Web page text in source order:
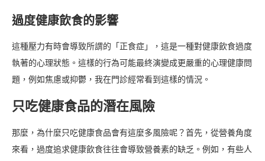
過度健康飲食的影響
這種壓力有時會導致所謂的「正食症」，這是一種對健康飲食過度
執著的心理狀態。這樣的行為可能最終演變成更嚴重的心理健康問
題，例如焦慮或抑鬱，我在門診經常看到這樣的情況。
只吃健康食品的潛在風險
那麼，為什麼只吃健康食品會有這麼多風險呢？首先，從營養角度
來看，過度追求健康飲食往往會導致營養素的缺乏。例如，有些人